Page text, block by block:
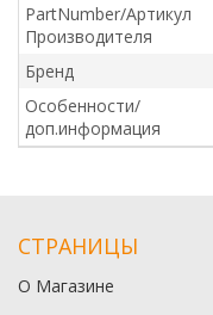
PartNumber/Артикул
Производителя
Бренд
Особенности/
доп.информация
СТРАНИЦЫ
О Магазине